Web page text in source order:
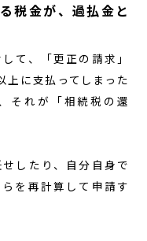
税金が、過払金と
て、「更正の請求」
上に支払ってしまった
それが「相続税の還
したり、自分自身で
を再計算して申請す